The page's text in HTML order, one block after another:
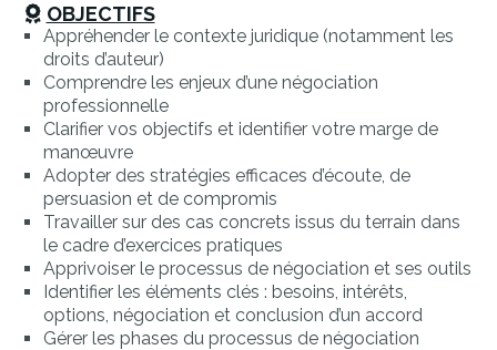
OBJECTIFS
Appréhender le contexte juridique (notamment les
droits d’auteur)
Comprendre les enjeux d’une négociation
professionnelle
Clarifier vos objectifs et identifier votre marge de
manœuvre
Adopter des stratégies efficaces d’écoute, de
persuasion et de compromis
Travailler sur des cas concrets issus du terrain dans
le cadre d’exercices pratiques
Apprivoiser le processus de négociation et ses outils
Identifier les éléments clés : besoins, intérêts,
options, négociation et conclusion d’un accord
Gérer les phases du processus de négociation